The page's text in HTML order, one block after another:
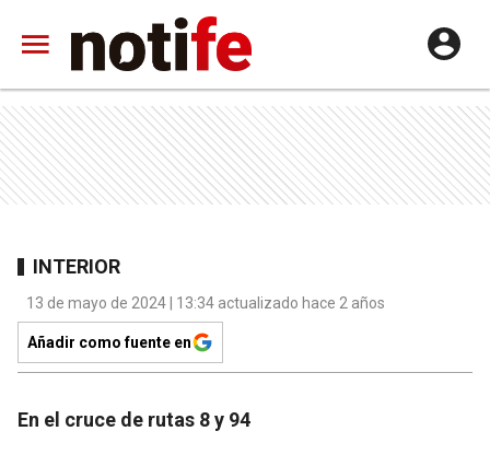
INTERIOR
13 de mayo de 2024 | 13:34 actualizado hace 2 años
Añadir como fuente en
En el cruce de rutas 8 y 94